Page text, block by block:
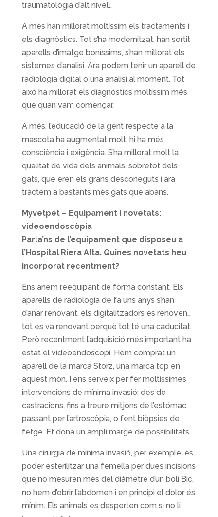
traumatologia d’alt nivell.
A més han millorat moltíssim els tractaments i
els diagnòstics. Tot s’ha modernitzat, han sortit
aparells d’imatge boníssims, s’han millorat els
sistemes d’anàlisi. Ara podem tenir un aparell de
radiologia digital o una anàlisi al moment. Tot
això ha millorat els diagnòstics moltíssim més
que quan vam començar.
A més, l’educació de la gent respecte a la
mascota ha augmentat molt, hi ha més
consciència i exigència. S’ha millorat molt la
qualitat de vida dels animals, sobretot dels
gats, que eren els grans desconeguts i ara
tractem a bastants més gats que abans.
Myvetpet – Equipament i novetats:
videoendoscòpia
Parla’ns de l’equipament que disposeu a
l’Hospital Riera Alta. Quines novetats heu
incorporat recentment?
Ens anem reequipant de forma constant. Els
aparells de radiologia de fa uns anys s’han
d’anar renovant, els digitalitzadors es renoven…
tot es va renovant perquè tot té una caducitat.
Però recentment l’adquisició més important ha
estat el videoendoscopi. Hem comprat un
aparell de la marca Storz, una marca top en
aquest món. I ens serveix per fer moltíssimes
intervencions de mínima invasió: des de
castracions, fins a treure mitjons de l’estómac,
passant per l’artroscòpia, o fent biòpsies de
fetge. Et dona un ampli marge de possibilitats.
Una cirurgia de mínima invasió, per exemple, és
poder esterilitzar una femella per dues incisions
que no mesuren més del diàmetre d’un boli Bic,
no hem d’obrir l’abdomen i en principi el dolor és
mínim. Els animals es desperten com si no li